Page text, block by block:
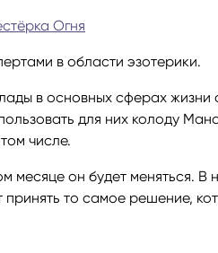
Весы
Стрелец
Козерог
Огня
в области эзотерики.
в основных сферах
для них колоду
числе.
он будет меняться. В
принять то самое решение,